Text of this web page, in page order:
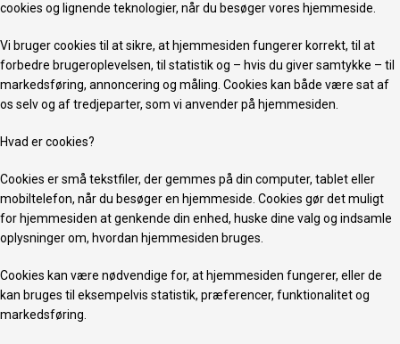
cookies og lignende teknologier, når du besøger vores hjemmeside.
Vi bruger cookies til at sikre, at hjemmesiden fungerer korrekt, til at
forbedre brugeroplevelsen, til statistik og – hvis du giver samtykke – til
markedsføring, annoncering og måling. Cookies kan både være sat af
os selv og af tredjeparter, som vi anvender på hjemmesiden.
Hvad er cookies?
Cookies er små tekstfiler, der gemmes på din computer, tablet eller
mobiltelefon, når du besøger en hjemmeside. Cookies gør det muligt
for hjemmesiden at genkende din enhed, huske dine valg og indsamle
oplysninger om, hvordan hjemmesiden bruges.
Cookies kan være nødvendige for, at hjemmesiden fungerer, eller de
kan bruges til eksempelvis statistik, præferencer, funktionalitet og
markedsføring.